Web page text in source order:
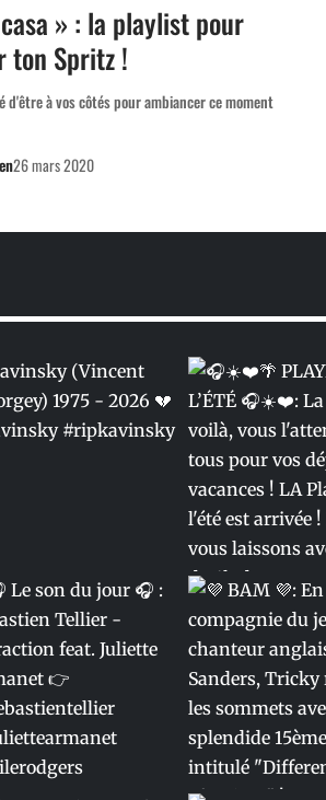
» : la playlist pour
ton Spritz !
à vos côtés pour ambiancer ce moment
26 mars 2020